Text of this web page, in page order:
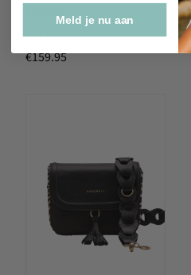
Kascha-C
MITPOINTBAG GREEN
€159.95
Meld je nu aan